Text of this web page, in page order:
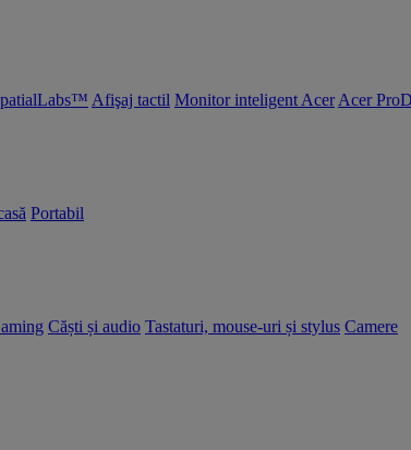
Afişaj tactil Monitor inteligent Acer Acer
Portabil
Căști și audio Tastaturi, mouse-uri și stylus Camere